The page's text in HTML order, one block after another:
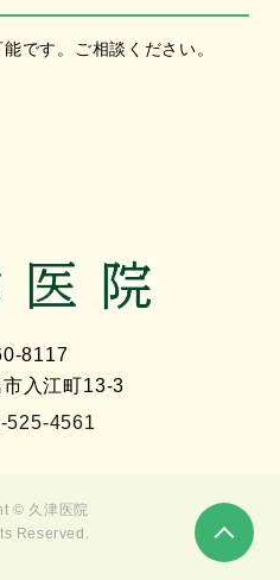
です。ご相談ください。
8117
入江町13-3
525-4561
© 久津医院
Reserved.